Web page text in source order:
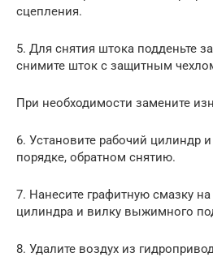
сцепления.
5. Для снятия штока подденьте
снимите шток с защитным
При необходимости замените
6. Установите рабочий цилиндр
порядке, обратном снятию.
7. Нанесите графитную смазку
цилиндра и вилку выжимного
8. Удалите воздух из